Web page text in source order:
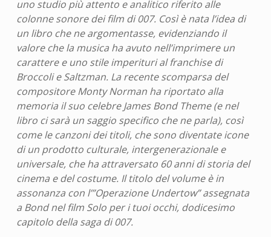
uno studio più attento e analitico riferito alle
colonne sonore dei film di 007. Così è nata l’idea di
un libro che ne argomentasse, evidenziando il
valore che la musica ha avuto nell’imprimere un
carattere e uno stile imperituri al franchise di
Broccoli e Saltzman. La recente scomparsa del
compositore Monty Norman ha riportato alla
memoria il suo celebre James Bond Theme (e nel
libro ci sarà un saggio specifico che ne parla), così
come le canzoni dei titoli, che sono diventate icone
di un prodotto culturale, intergenerazionale e
universale, che ha attraversato 60 anni di storia del
cinema e del costume. Il titolo del volume è in
assonanza con l’”Operazione Undertow” assegnata
a Bond nel film Solo per i tuoi occhi, dodicesimo
capitolo della saga di 007.